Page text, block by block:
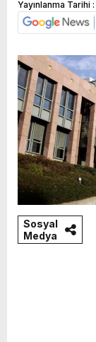
Yayınlanma Tarihi :
Sosyal
Medya